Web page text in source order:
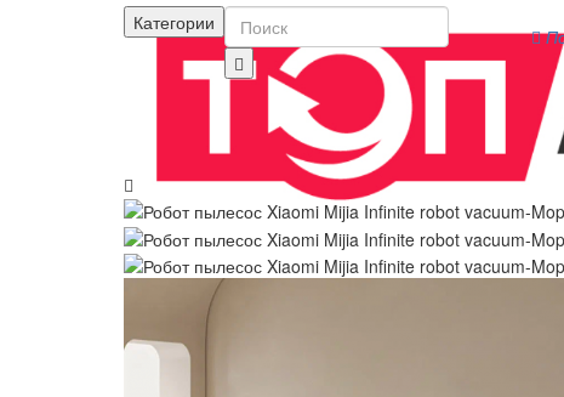
Категории
Пылесосы и швабры Роботы-пылесосы